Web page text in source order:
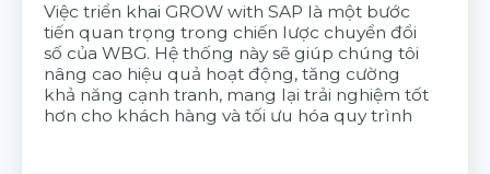
Việc triển khai GROW with SAP là một bước
tiến quan trọng trong chiến lược chuyển đổi
số của WBG. Hệ thống này sẽ giúp chúng tôi
nâng cao hiệu quả hoạt động, tăng cường
khả năng cạnh tranh, mang lại trải nghiệm tốt
hơn cho khách hàng và tối ưu hóa quy trình